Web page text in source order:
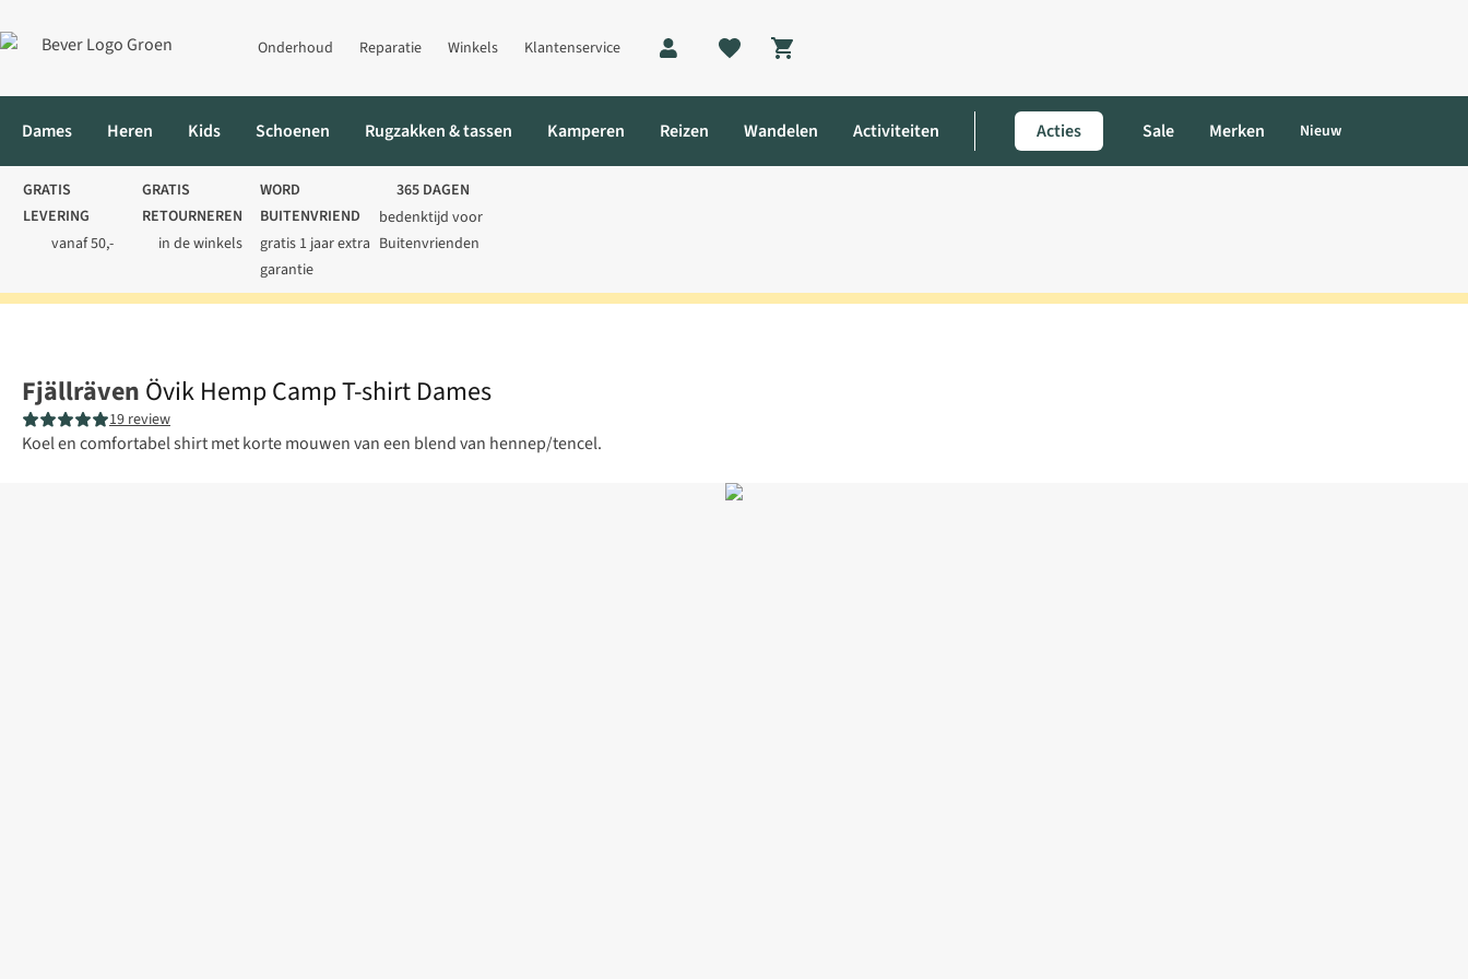
Onderhoud Reparatie Winkels Klantenservice
Shopping cart
Dames Heren Kids Schoenen Rugzakken & tassen Kamperen Reizen Wandelen Activiteiten Acties Sale Merken Nieuw
GRATIS
LEVERING
vanaf 50,-
GRATIS
RETOURNEREN
in de winkels
WORD
BUITENVRIEND
gratis 1 jaar extra
garantie
365 DAGEN
bedenktijd voor
Buitenvrienden
Fjällräven Övik Hemp Camp T-shirt Dames
19 review
Koel en comfortabel shirt met korte mouwen van een blend van hennep/tencel.